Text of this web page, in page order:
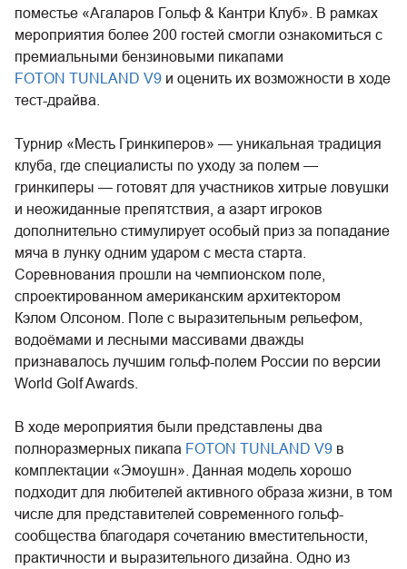
поместье «Агаларов Гольф & Кантри Клуб». В рамках
мероприятия более 200 гостей смогли ознакомиться с
премиальными бензиновыми пикапами
FOTON TUNLAND V9 и оценить их возможности в ходе
тест-драйва.
Турнир «Месть Гринкиперов» — уникальная традиция
клуба, где специалисты по уходу за полем —
гринкиперы — готовят для участников хитрые ловушки
и неожиданные препятствия, а азарт игроков
дополнительно стимулирует особый приз за попадание
мяча в лунку одним ударом с места старта.
Соревнования прошли на чемпионском поле,
спроектированном американским архитектором
Кэлом Олсоном. Поле с выразительным рельефом,
водоёмами и лесными массивами дважды
признавалось лучшим гольф-полем России по версии
World Golf Awards.
В ходе мероприятия были представлены два
полноразмерных пикапа FOTON TUNLAND V9 в
комплектации «Эмоушн». Данная модель хорошо
подходит для любителей активного образа жизни, в том
числе для представителей современного гольф-
сообщества благодаря сочетанию вместительности,
практичности и выразительного дизайна. Одно из